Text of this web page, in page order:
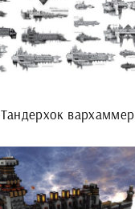
Тандерхок вархаммер